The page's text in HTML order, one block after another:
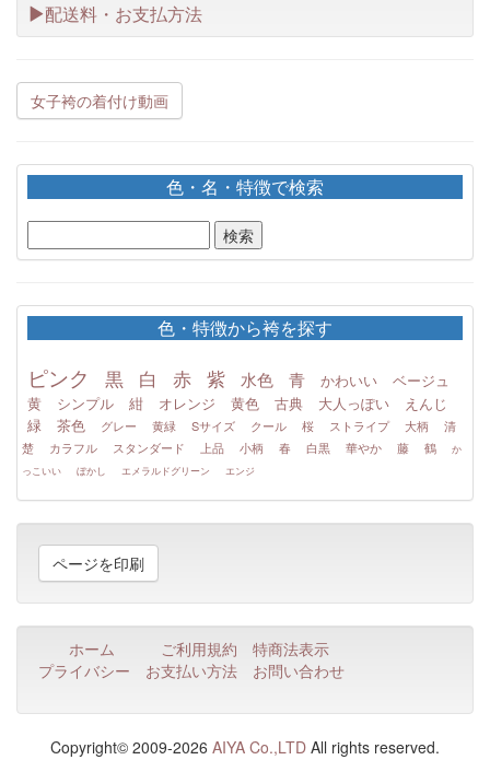
配送料・お支払方法
女子袴の着付け動画
色・名・特徴で検索
色・特徴から袴を探す
ピンク 黒 白 赤 紫 水色 青 かわいい
ベージュ
黄
シンプル 紺 オレンジ 黄色 古典 大人っぽい
えんじ
緑
茶色 グレー 黄緑 Sサイズ クール 桜 ストライプ 大柄
清
楚
カラフル スタンダード 上品 小柄 春 白黒 華やか 藤 鶴
か
っこいい
ぼかし エメラルドグリーン エンジ
ページを印刷
ホーム ご利用規約
特商法表示
プライバシー
お支払い方法 お問い合わせ
Copyright© 2009-2026 AIYA Co.,LTD All rights reserved.